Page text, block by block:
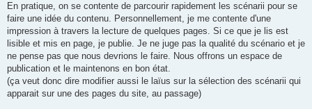
En pratique, on se contente de parcourir rapidement les scénarii pour se
faire une idée du contenu. Personnellement, je me contente d'une
impression à travers la lecture de quelques pages. Si ce que je lis est
lisible et mis en page, je publie. Je ne juge pas la qualité du scénario et je
ne pense pas que nous devrions le faire. Nous offrons un espace de
publication et le maintenons en bon état.
(ça veut donc dire modifier aussi le laïus sur la sélection des scénarii qui
apparait sur une des pages du site, au passage)